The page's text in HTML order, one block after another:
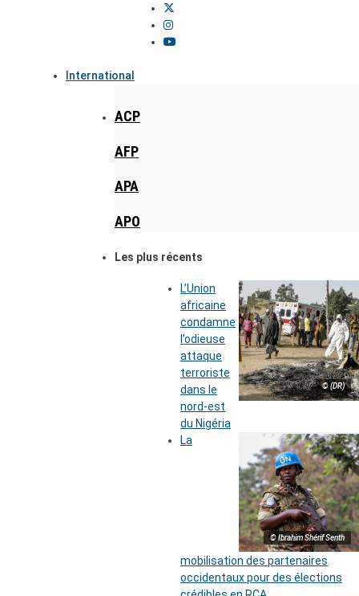
International
ACP
AFP
APA
APO
Les plus récents
© (DR)
L’Union
africaine
condamne
l’odieuse
attaque
terroriste
dans le
nord-est
du Nigéria
© Ibrahim Shérif Senth
La
mobilisation des partenaires
occidentaux pour des élections